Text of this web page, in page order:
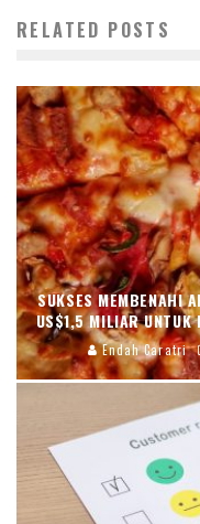
RELATED POSTS
SUKSES MEMBENAHI
US$1,5 MILIAR UNTUK
Endah Caratri